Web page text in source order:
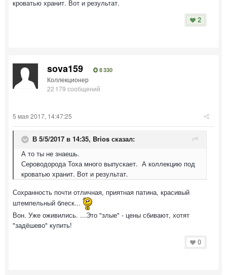
кроватью хранит. Вот и результат.
2
sova159 8 330
Коллекционер
22 179 сообщений
5 мая 2017, 14:47:25
В 5/5/2017 в 14:35, Brios сказал:
А то ты не знаешь.
Сероводорода Тоха много выпускает. А коллекцию под
кроватью хранит. Вот и результат.
Сохранность почти отличная, приятная патина, красивый
штемпельный блеск...
Вон. Уже оживились. ...Это "злые" - цены сбивают, хотят
"задёшево" купить!
0